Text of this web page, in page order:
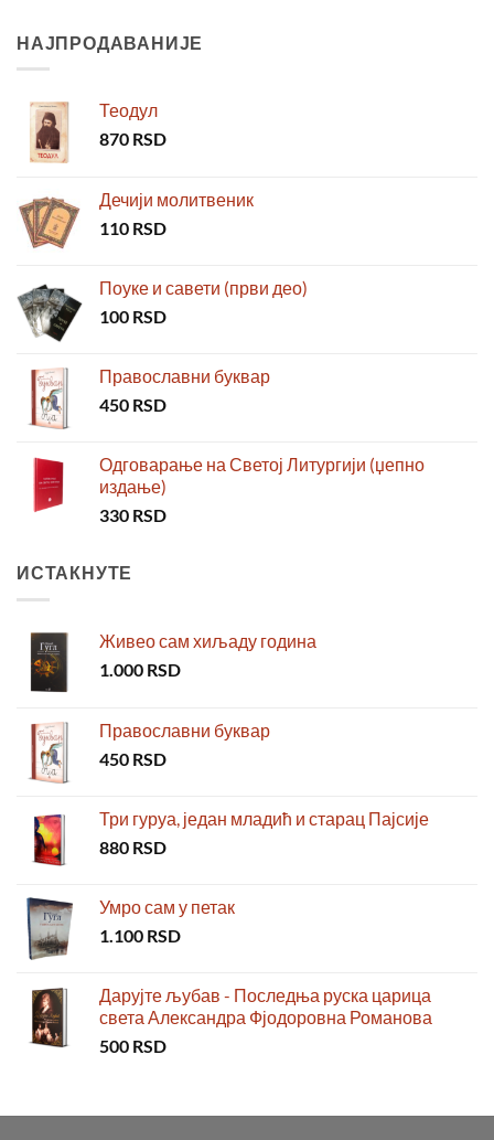
НАЈПРОДАВАНИЈЕ
Теодул
870 RSD
Дечији молитвеник
110 RSD
Поуке и савети (први део)
100 RSD
Православни буквар
450 RSD
Одговарање на Светој Литургији (џепно
издање)
330 RSD
ИСТАКНУТЕ
Живео сам хиљаду година
1.000 RSD
Православни буквар
450 RSD
Три гуруа, један младић и старац Пајсије
880 RSD
Умро сам у петак
1.100 RSD
Дарујте љубав - Последња руска царица
света Александра Фјодоровна Романова
500 RSD